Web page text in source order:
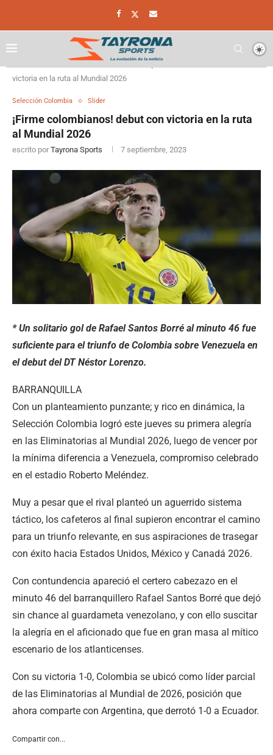
victoria en la ruta al Mundial 2026
Selección Colombia Slider
¡Firme colombianos! debut con victoria en la ruta
al Mundial 2026
escrito por Tayrona Sports 7 septiembre, 2023
* Un solitario gol de Rafael Santos Borré al minuto 46 fue
suficiente para el triunfo de Colombia sobre Venezuela en
el debut del DT Néstor Lorenzo.
BARRANQUILLA
Con un planteamiento punzante; y rico en dinámica, la
Selección Colombia logró este jueves su primera alegría
en las Eliminatorias al Mundial 2026, luego de vencer por
la mínima diferencia a Venezuela, compromiso celebrado
en el estadio Roberto Meléndez.
Muy a pesar que el rival planteó un aguerrido sistema
táctico, los cafeteros al final supieron encontrar el camino
para un triunfo relevante, en sus aspiraciones de trasegar
con éxito hacia Estados Unidos, México y Canadá 2026.
Con contundencia apareció el certero cabezazo en el
minuto 46 del barranquillero Rafael Santos Borré que dejó
sin chance al guardameta venezolano, y con ello suscitar
la alegría en el aficionado que fue en gran masa al mítico
escenario de los atlanticenses.
Con su victoria 1-0, Colombia se ubicó como líder parcial
de las Eliminatorias al Mundial de 2026, posición que
ahora comparte con Argentina, que derrotó 1-0 a Ecuador.
Compartir con...